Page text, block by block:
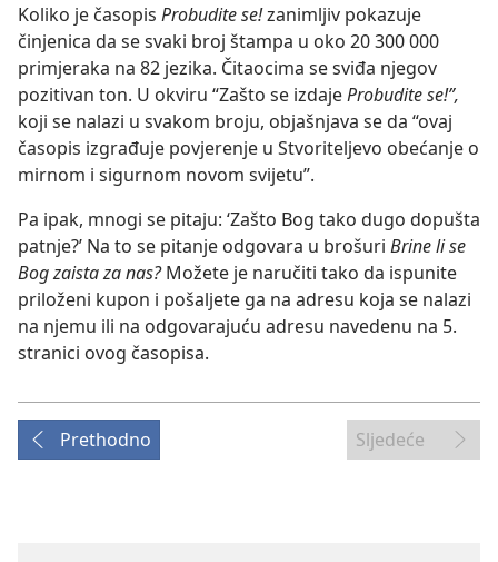
Koliko je časopis Probudite se!zanimljiv pokazuje
činjenica da se svaki broj štampa u oko 20 300 000
primjeraka na 82 jezika. Čitaocima se sviđa njegov
pozitivan ton. U okviru “Zašto se izdajeProbudite se!”,
koji se nalazi u svakom broju, objašnjava se da “ovaj
časopis izgrađuje povjerenje u Stvoriteljevo obećanje o
mirnom i sigurnom novom svijetu”.
Pa ipak, mnogi se pitaju: ‘Zašto Bog tako dugo dopušta
patnje?’ Na to se pitanje odgovara u brošuri Brine li se
Bog zaista za nas?Možete je naručiti tako da ispunite
priloženi kupon i pošaljete ga na adresu koja se nalazi
na njemu ili na odgovarajuću adresu navedenu na 5.
stranici ovog časopisa.
Prethodno Sljedeće